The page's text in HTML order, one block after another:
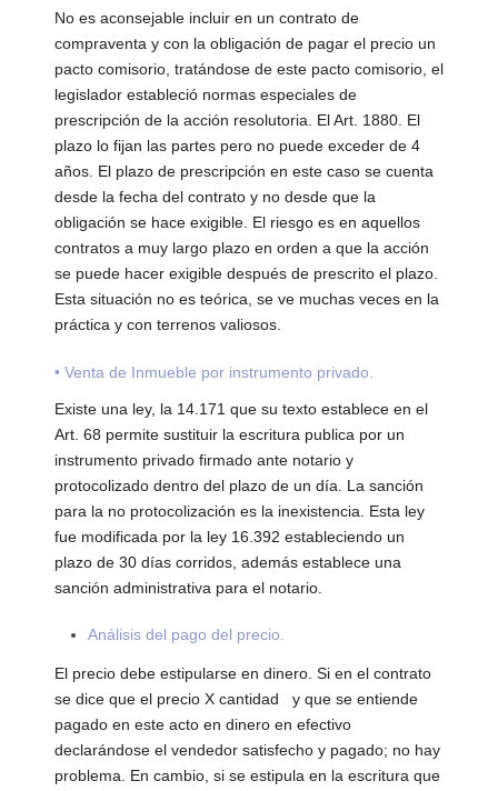
No es aconsejable incluir en un contrato de
compraventa y con la obligación de pagar el precio un
pacto comisorio, tratándose de este pacto comisorio, el
legislador estableció normas especiales de
prescripción de la acción resolutoria. El Art. 1880. El
plazo lo fijan las partes pero no puede exceder de 4
años. El plazo de prescripción en este caso se cuenta
desde la fecha del contrato y no desde que la
obligación se hace exigible. El riesgo es en aquellos
contratos a muy largo plazo en orden a que la acción
se puede hacer exigible después de prescrito el plazo.
Esta situación no es teórica, se ve muchas veces en la
práctica y con terrenos valiosos.
• Venta de Inmueble por instrumento privado.
Existe una ley, la 14.171 que su texto establece en el
Art. 68 permite sustituir la escritura publica por un
instrumento privado firmado ante notario y
protocolizado dentro del plazo de un día. La sanción
para la no protocolización es la inexistencia. Esta ley
fue modificada por la ley 16.392 estableciendo un
plazo de 30 días corridos, además establece una
sanción administrativa para el notario.
Análisis del pago del precio.
El precio debe estipularse en dinero. Si en el contrato
se dice que el precio X cantidad y que se entiende
pagado en este acto en dinero en efectivo
declarándose el vendedor satisfecho y pagado; no hay
problema. En cambio, si se estipula en la escritura que